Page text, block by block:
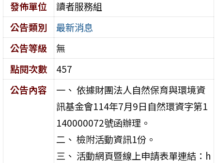
發佈單位
讀者服務組
公告類別
最新消息
公告等級
無
點閱次數
457
公告內容
一、 依據財團法人自然保育與環境資
訊基金會114年7月9日自然環資字第1
140000072號函辦理。
二、 檢附活動資訊1份。
三、 活動網頁暨線上申請表單連結：h